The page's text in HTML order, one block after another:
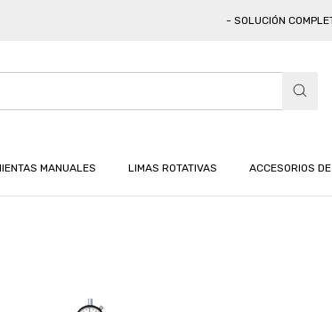
- SOLUCIÓN COMPLETA
MANUALES LIMAS ROTATIVAS ACCESORIOS